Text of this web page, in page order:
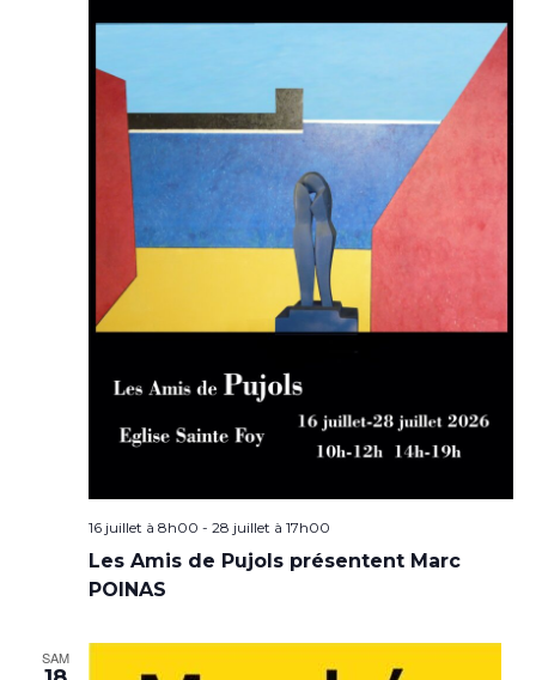
16 juillet à 8h00 - 28 juillet à 17h00
Les Amis de Pujols présentent Marc
POINAS
SAM